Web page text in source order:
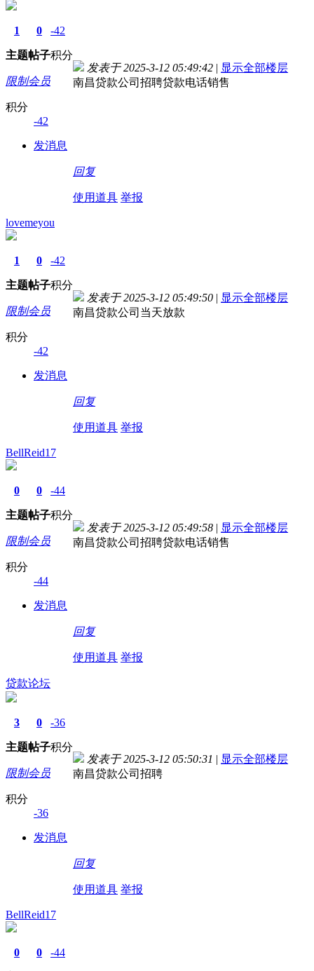
1
主题
0
帖子
-42
积分
限制会员
积分
-42
发消息
发表于 2025-3-12 05:49:42 | 显示全部楼层
南昌贷款公司招聘贷款电话销售
回复
使用道具 举报
lovemeyou
1
主题
0
帖子
-42
积分
限制会员
积分
-42
发消息
发表于 2025-3-12 05:49:50 | 显示全部楼层
南昌贷款公司当天放款
回复
使用道具 举报
BellReid17
0
主题
0
帖子
-44
积分
限制会员
积分
-44
发消息
发表于 2025-3-12 05:49:58 | 显示全部楼层
南昌贷款公司招聘贷款电话销售
回复
使用道具 举报
贷款论坛
3
主题
0
帖子
-36
积分
限制会员
积分
-36
发消息
发表于 2025-3-12 05:50:31 | 显示全部楼层
南昌贷款公司招聘
回复
使用道具 举报
BellReid17
0 0 -44